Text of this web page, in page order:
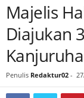
Majelis
Diajukan
Penulis Redaktur02 -